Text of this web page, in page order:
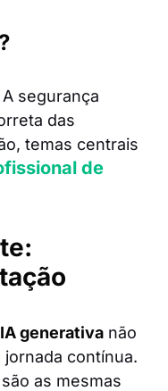
segurança
das
temas centrais
de
generativa não
contínua.
as mesmas